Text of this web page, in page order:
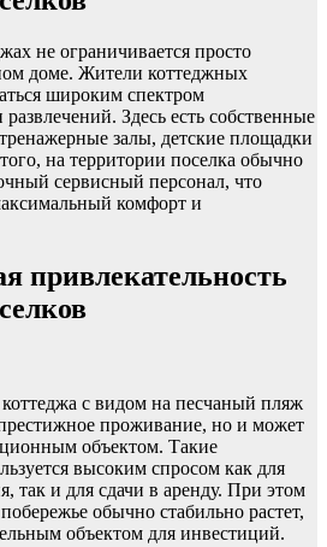
не ограничивается просто
доме. Жители коттеджных
широким спектром
Здесь есть собственные
залы, детские площадки
на территории поселка обычно
сервисный персонал, что
комфорт и
привлекательность
с видом на песчаный пляж
проживание, но и может
объектом. Такие
высоким спросом как для
так и для сдачи в аренду. При этом
обычно стабильно растет,
объектом для инвестиций.